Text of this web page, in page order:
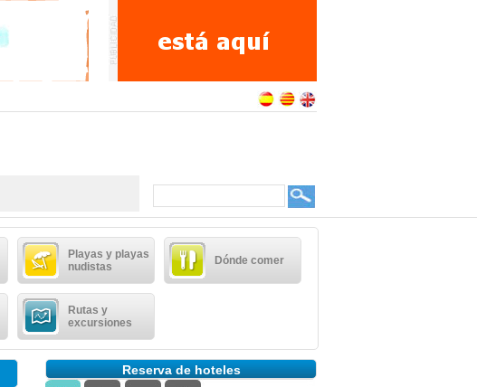
Playas y playas
nudistas
Dónde comer
Rutas y
excursiones
Reserva de hoteles